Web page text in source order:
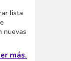
lista
nuevas
más.